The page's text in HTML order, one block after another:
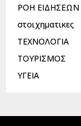
ΡΟΗ ΕΙΔΗΣΕΩΝ
στοιχηματικες
ΤΕΧΝΟΛΟΓΙΑ
ΤΟΥΡΙΣΜΟΣ
ΥΓΕΙΑ